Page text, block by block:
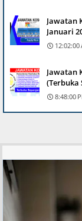
Jawatan
Januari
12:02:00
Jawatan
(Terbuka
8:48:00